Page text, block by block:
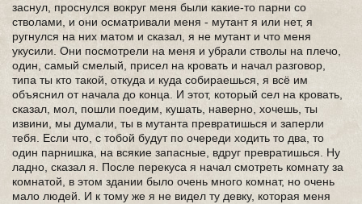
заснул, проснулся вокруг меня были какие-то парни со
стволами, и они осматривали меня - мутант я или нет, я
ругнулся на них матом и сказал, я не мутант и что меня
укусили. Они посмотрели на меня и убрали стволы на плечо,
один, самый смелый, присел на кровать и начал разговор,
типа ты кто такой, откуда и куда собираешься, я всё им
объяснил от начала до конца. И этот, который сел на кровать,
сказал, мол, пошли поедим, кушать, наверно, хочешь, ты
извини, мы думали, ты в мутанта превратишься и заперли
тебя. Если что, с тобой будут по очереди ходить то два, то
один парнишка, на всякие запасные, вдруг превратишься. Ну
ладно, сказал я. После перекуса я начал смотреть комнату за
комнатой, в этом здании было очень много комнат, но очень
мало людей. И к тому же я не видел ту девку, которая меня